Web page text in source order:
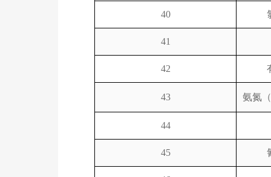
40
41
42
43 氨氮
44
45